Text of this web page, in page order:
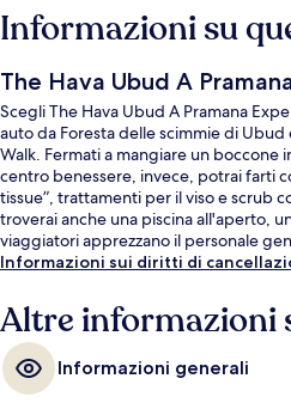
Informazioni su
The Hava Ubud A
Scegli The Hava Ubud A Pramana
auto da Foresta delle scimmie di
Walk. Fermati a mangiare un boccone
centro benessere, invece, potrai farti
tissue”, trattamenti per il viso e scrub
troverai anche una piscina all'aperto,
viaggiatori apprezzano il personale
Informazioni sui diritti di
Altre informazioni
Informazioni generali